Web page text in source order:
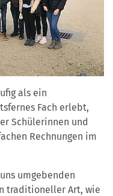
als ein
Fach erlebt,
Schülerinnen und
Rechnungen im
umgebenden
traditioneller Art, wie